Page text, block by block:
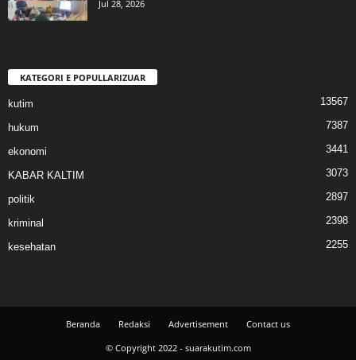
Jul 28, 2026
KATEGORI E POPULLARIZUAR
kutim 13567
hukum 7387
ekonomi 3441
KABAR KALTIM 3073
politik 2897
kriminal 2398
kesehatan 2255
Beranda Redaksi Advertisement
Contact us
© Copyright 2022 - suarakutim.com